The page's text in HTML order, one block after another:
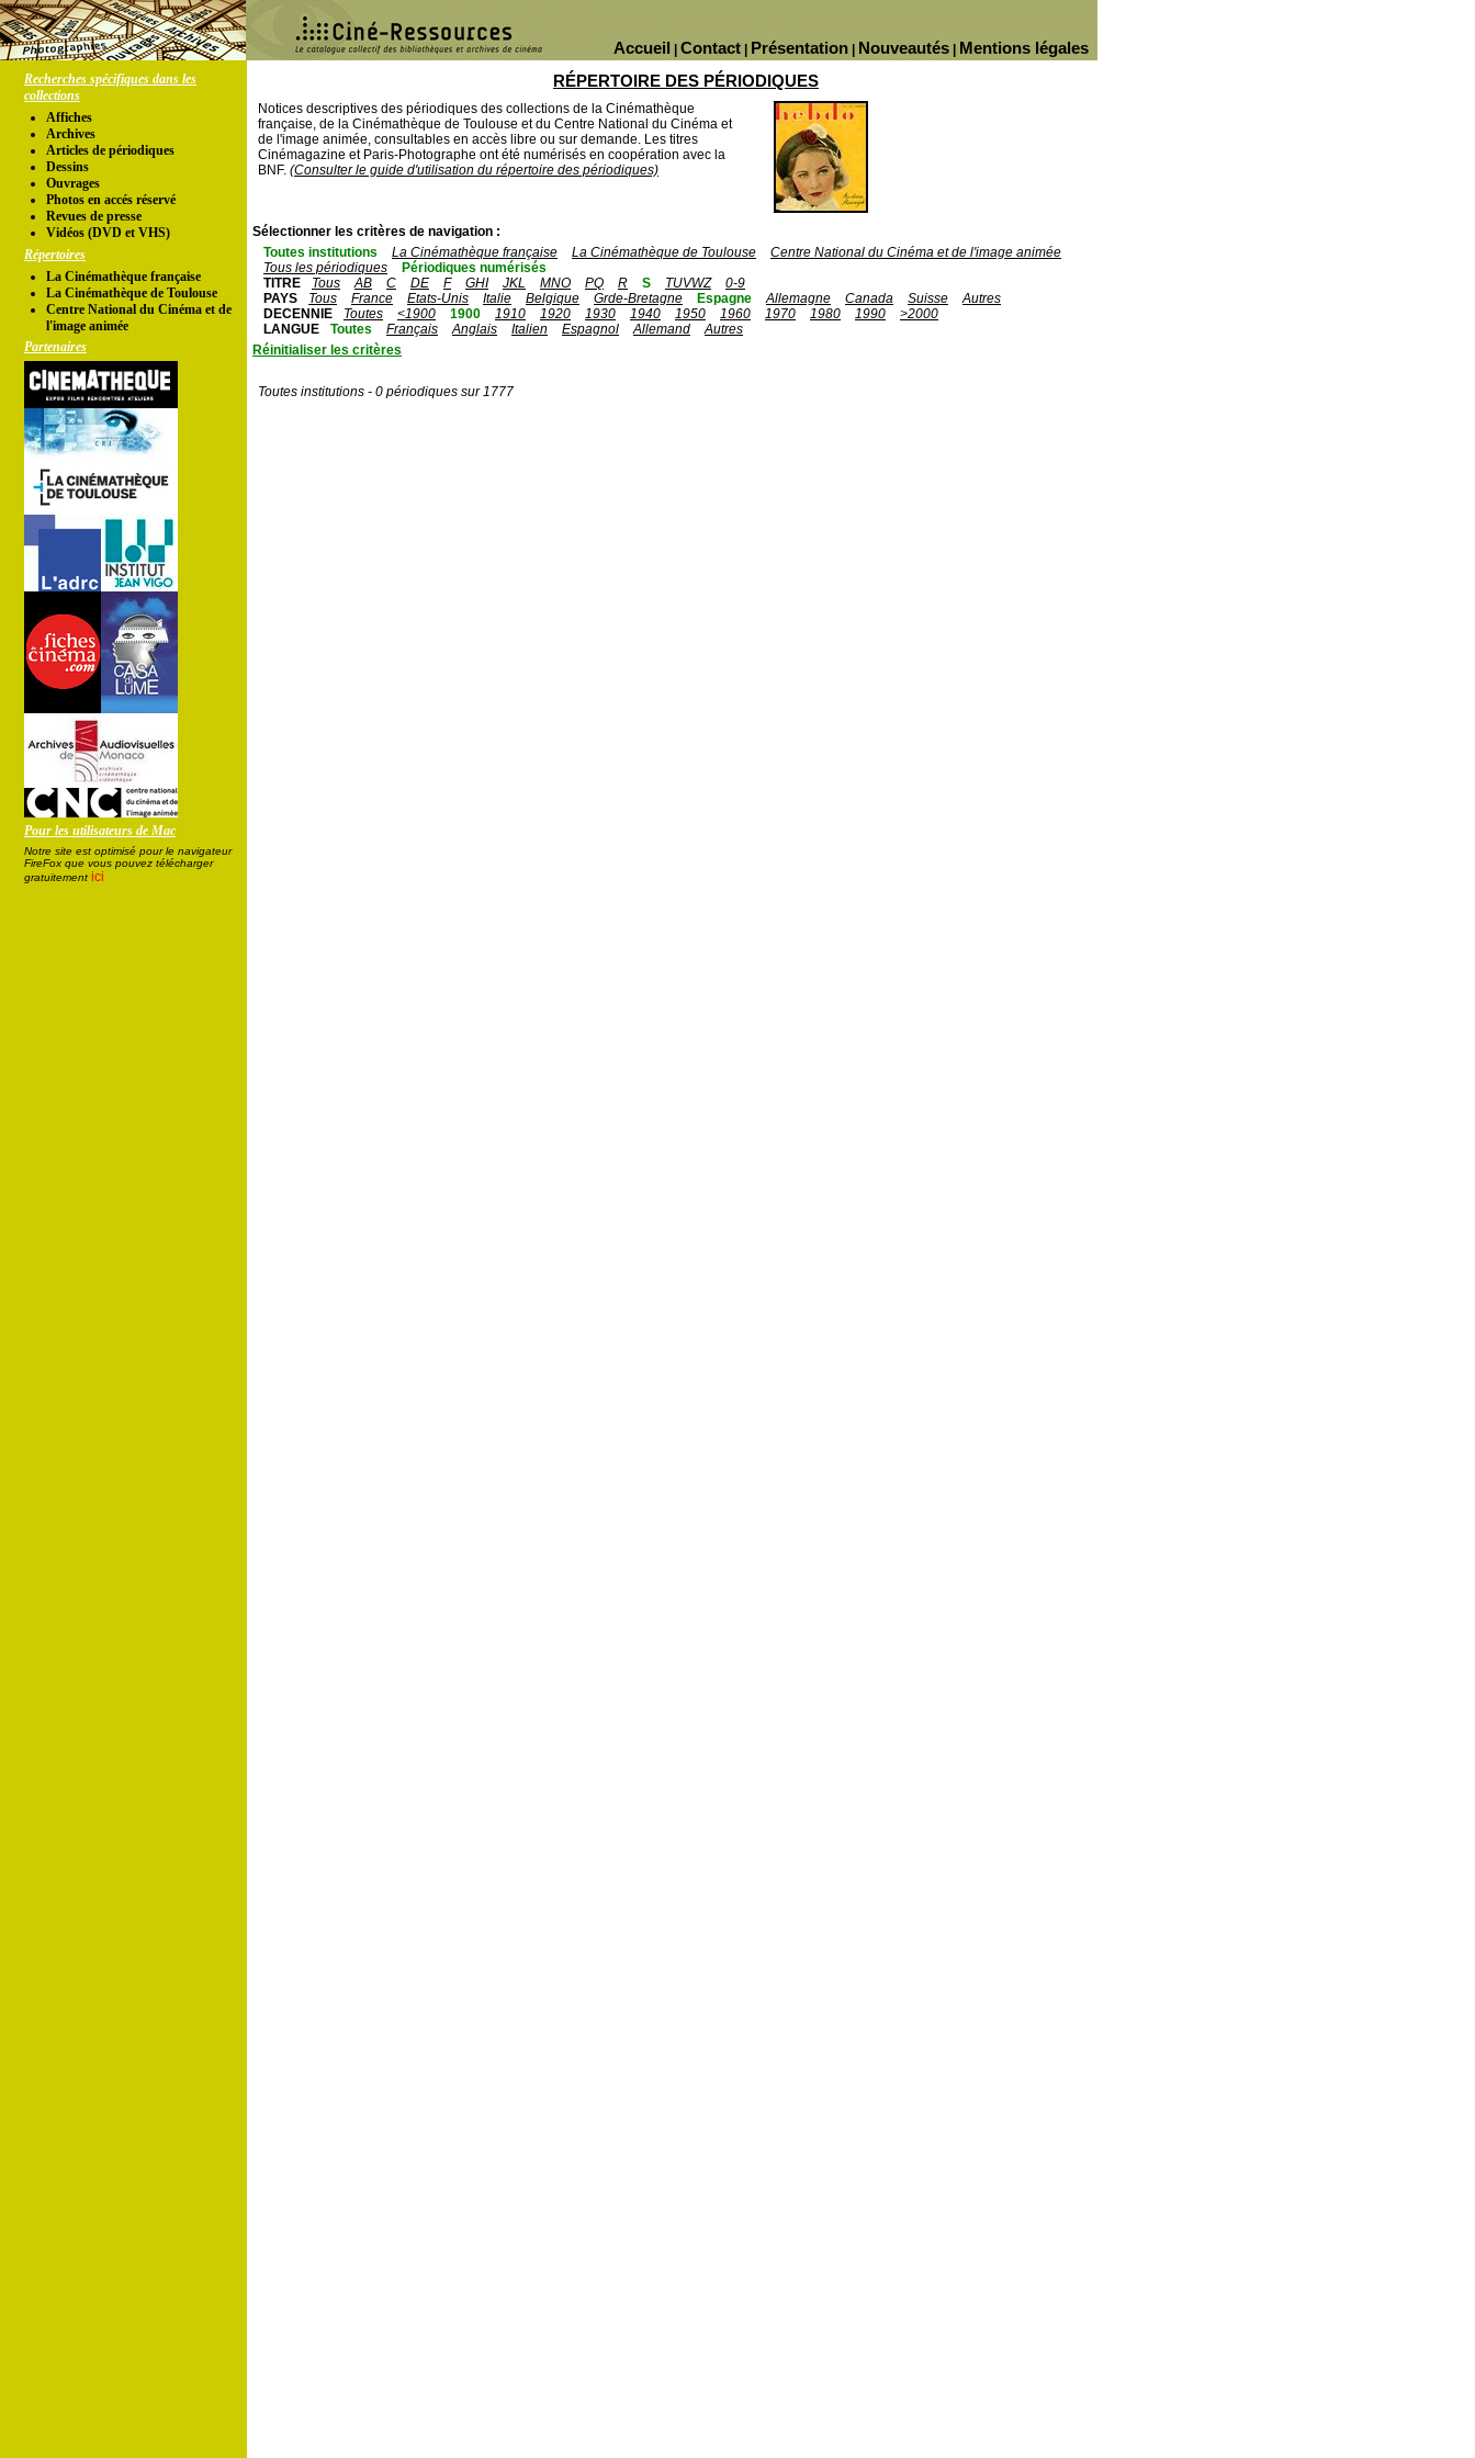
Mentions légales
Nouveautés
Présentation
Contact
Accueil
Recherches spécifiques dans les
collections
Affiches
Archives
Articles de périodiques
Dessins
Ouvrages
Photos en accés réservé
Revues de presse
Vidéos (DVD et VHS)
Répertoires
La Cinémathèque française
La Cinémathèque de Toulouse
Centre National du Cinéma et de
l'image animée
Partenaires
Pour les utilisateurs de Mac
Notre site est optimisé pour le navigateur
FireFox que vous pouvez télécharger
gratuitement ici
RÉPERTOIRE DES PÉRIODIQUES
Notices descriptives des périodiques des collections de la Cinémathèque
française, de la Cinémathèque de Toulouse et du Centre National du Cinéma et
de l'image animée, consultables en accès libre ou sur demande. Les titres
Cinémagazine et Paris-Photographe ont été numérisés en coopération avec la
BNF. (Consulter le guide d'utilisation du répertoire des périodiques)
Sélectionner les critères de navigation :
Toutes institutions
La Cinémathèque française La Cinémathèque de Toulouse
Centre National du Cinéma et de l'image animée
Tous les périodiques
Périodiques numérisés
TITRE
Tous AB C DE F GHI JKL MNO PQ R S TUVWZ
0-9
PAYS
Tous France Etats-Unis Italie Belgique Grde-Bretagne Espagne Allemagne Canada Suisse
Autres
DECENNIE
Toutes <1900 1900 1910 1920 1930 1940 1950 1960 1970 1980 1990
>2000
LANGUE
Toutes Français Anglais Italien Espagnol Allemand
Autres
Réinitialiser les critères
Toutes institutions - 0 périodiques sur 1777